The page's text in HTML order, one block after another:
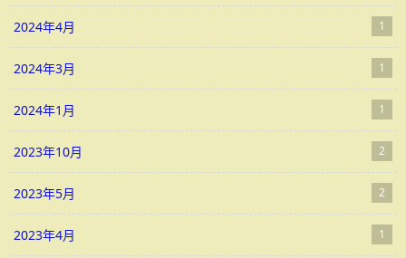
2024年4月 1
2024年3月 1
2024年1月 1
2023年10月 2
2023年5月 2
2023年4月 1